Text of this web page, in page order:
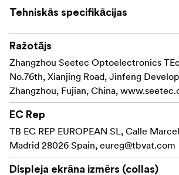
pikselim), lai palīdzētu iegūt asus
kadrēšanas funkcijas, piemēram,
marķieris), Safety Marker (drošības
Marker (režģa marķieris), lai nepieļautu
pārslēgšanos tiešraides laikā, lai
pareizu vietu citām funkcijām. Tas ietver
noderīgas funkcijas, piemēram, Image
tālummaiņa), Check Field (lauka
(attēla fiksēšana), Color Temperature
temperatūras pielāgošana) utt.
15,6” LCD, pilnīga HD 1920x1080
Tehniskās specifikācijas
Ražotājs
Zhangzhou Seetec Optoelectronics
No.76th, Xianjing Road, Jinfeng
Zhangzhou, Fujian, China,
EC Rep
TB EC REP EUROPEAN SL, Calle
Madrid 28026 Spain, eureg@tbvat.com
Displeja ekrāna izmērs (collas)